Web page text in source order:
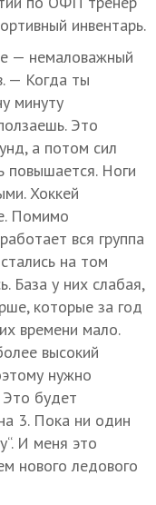
инвентарь.
— немаловажный
— Когда ты
минуту
Это
а потом сил
повышается. Ноги
Хоккей
Помимо
вся группа
на том
База у них слабая,
которые за год
времени мало.
высокий
нужно
Это будет
3. Пока ни один
И меня это
нового ледового